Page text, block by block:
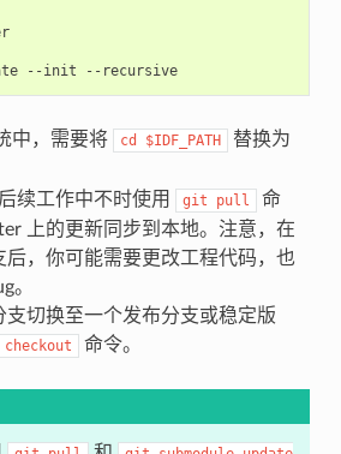
--init --recursive
中，需要将 cd $IDF_PATH 替换为
续工作中不时使用
git pull
命
上的更新同步到本地。注意，在
后，你可能需要更改工程代码，也
。
支切换至一个发布分支或稳定版
checkout 命令。